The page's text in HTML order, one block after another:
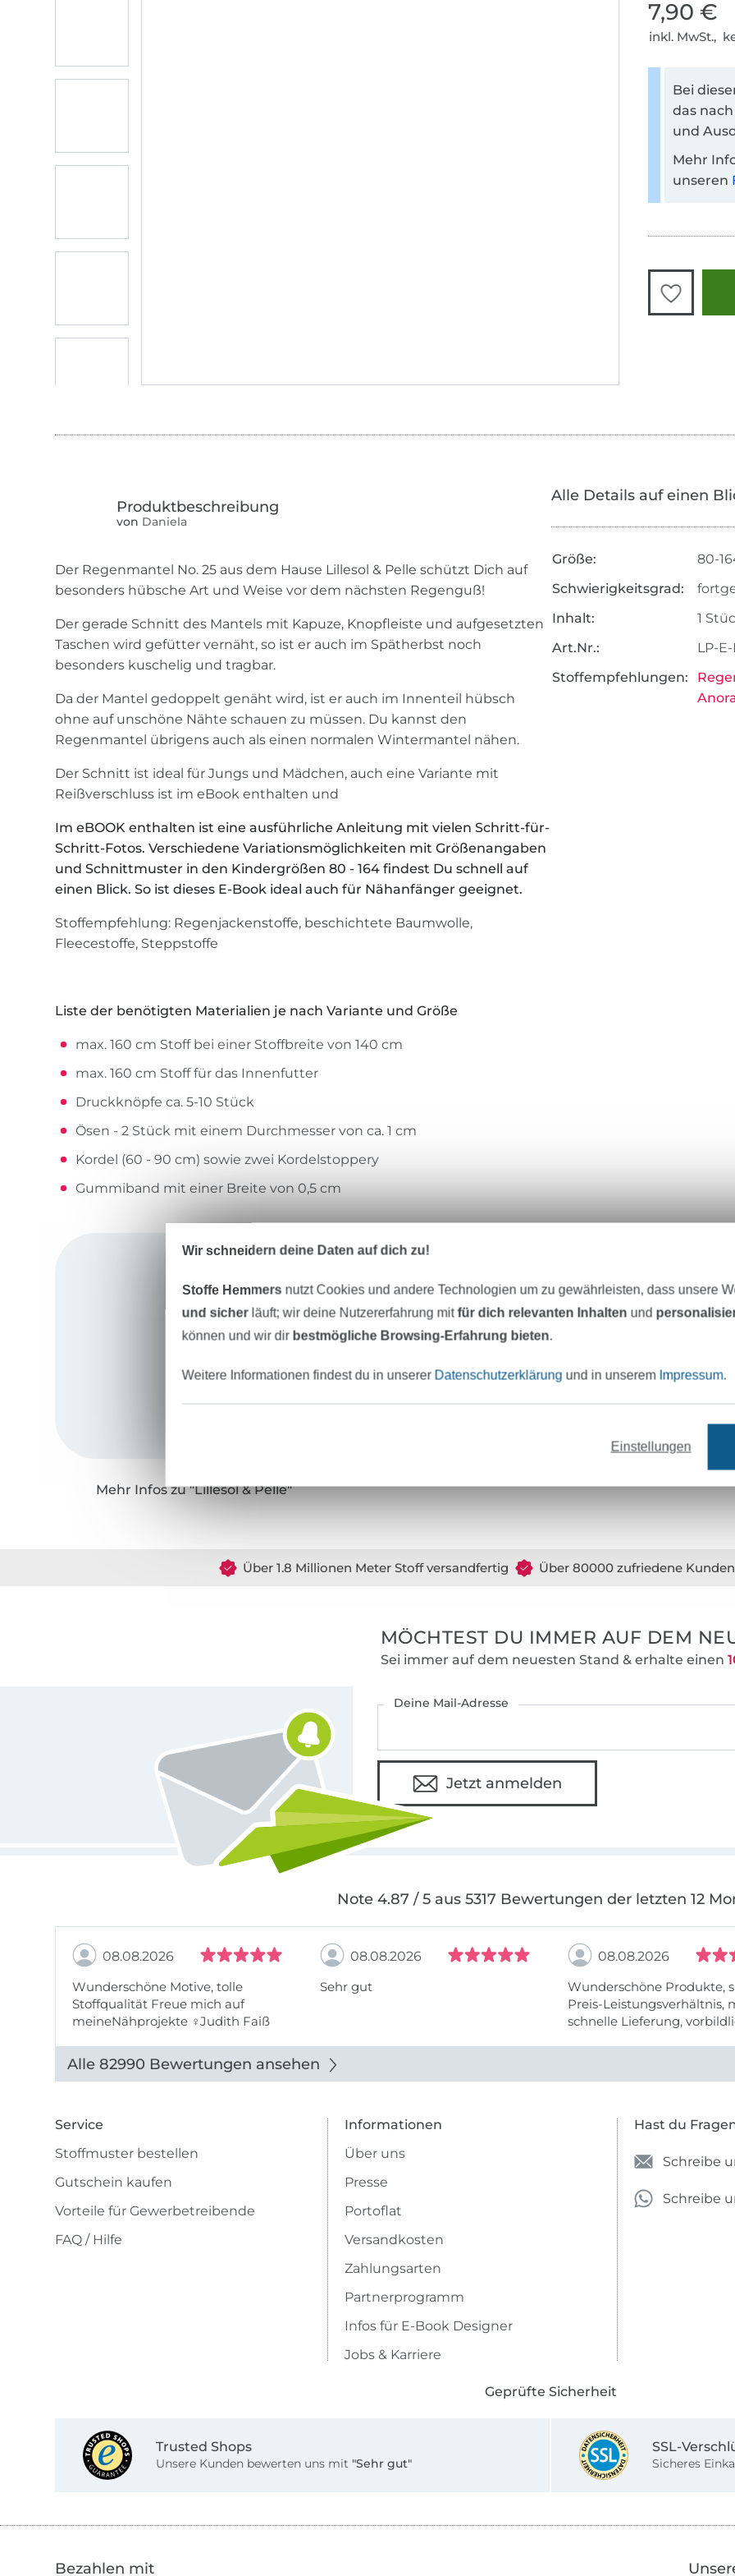
7,90 €
inkl. MwSt.,
Bei
das
und
Mehr
unseren
von Daniela
Der Regenmantel No. 25 aus dem Hause Lillesol & Pelle schützt Dich auf
besonders hübsche Art und Weise vor dem nächsten Regenguß!
Der gerade Schnitt des Mantels mit Kapuze, Knopfleiste und aufgesetzten
Taschen wird gefütter vernäht, so ist er auch im Spätherbst noch
besonders kuschelig und tragbar.
Da der Mantel gedoppelt genäht wird, ist er auch im Innenteil hübsch
ohne auf unschöne Nähte schauen zu müssen. Du kannst den
Regenmantel übrigens auch als einen normalen Wintermantel nähen.
Der Schnitt ist ideal für Jungs und Mädchen, auch eine Variante mit
Reißverschluss ist im eBook enthalten und
Im eBOOK enthalten ist eine ausführliche Anleitung mit vielen Schritt-für-
Schritt-Fotos. Verschiedene Variationsmöglichkeiten mit Größenangaben
und Schnittmuster in den Kindergrößen 80 - 164 findest Du schnell auf
einen Blick. So ist dieses E-Book ideal auch für Nähanfänger geeignet.
Stoffempfehlung: Regenjackenstoffe, beschichtete Baumwolle,
Fleecestoffe, Steppstoffe
Liste der benötigten Materialien je nach Variante und Größe
max. 160 cm Stoff bei einer Stoffbreite von 140 cm
max. 160 cm Stoff für das Innenfutter
Druckknöpfe ca. 5-10 Stück
Ösen - 2 Stück mit einem Durchmesser von ca. 1 cm
Kordel (60 - 90 cm) sowie zwei Kordelstoppery
Gummiband mit einer Breite von 0,5 cm
Alle Details auf einen
Größe:
80-
Schwierigkeitsgrad:
Inhalt:
1
Art.Nr.:
LP-
Stoffempfehlungen:
Mein Name istJulia Korff. Ich habe 2009
meiner ältesten Tochter das Label
Erstellen von Schnittmustern und
Die Schnittmuster sind besonders
auch Video-Nähanleitungen in unserem
an.
Mehr Infos zu "Lillesol & Pelle"
Über 1.8 Millionen Meter Stoff versandfertig Über 80000 zufriedene Kunden
MÖCHTEST DU IMMER AUF DEM
Sei immer auf dem neuesten Stand & erhalte einen
Deine Mail-Adresse
Jetzt anmelden
Note 4.87 / 5 aus 5317 Bewertungen der letzten 12
08.08.2026
Wunderschöne Motive, tolle
Stoffqualität Freue mich auf
meineNähprojekte ♀Judith Faiß
08.08.2026
Sehr gut
08.08.2026
Wunderschöne Produkte,
Preis-Leistungsverhältnis,
schnelle Lieferung,
Alle 82990 Bewertungen ansehen
Service
Stoffmuster bestellen
Gutschein kaufen
Vorteile für Gewerbetreibende
FAQ / Hilfe
Informationen
Über uns
Presse
Portoflat
Versandkosten
Zahlungsarten
Partnerprogramm
Infos für E-Book Designer
Jobs & Karriere
Hast du
Schreibe
Schreibe
Geprüfte Sicherheit
Trusted Shops
Unsere Kunden bewerten uns mit "Sehr gut"
SSL-
Sicheres
Bezahlen mit
Wir schneidern deine Daten auf dich zu!
Stoffe Hemmers nutzt Cookies und andere Technologien um zu gewährleisten, dass unsere
und sicherläuft; wir deine Nutzererfahrung mitfür dich relevanten Inhalten und
können und wir dir bestmögliche Browsing-Erfahrung bieten.
Weitere Informationen findest du in unserer Datenschutzerklärung und in unserem Impressum.
Einstellungen